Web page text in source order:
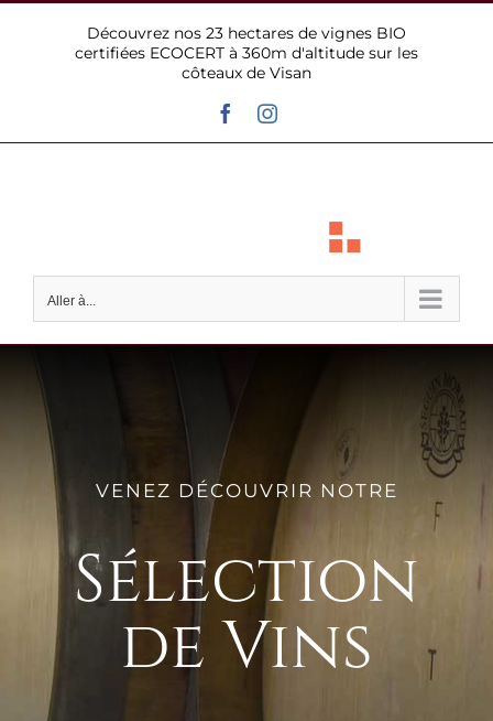
Découvrez nos 23 hectares de vignes BIO
certifiées ECOCERT à 360m d'altitude sur les
côteaux de Visan
FacebookInstagram
Aller à...
VENEZ DÉCOUVRIR NOTRE
Sélection
de Vins